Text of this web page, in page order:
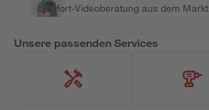
Sofort-Videoberatung aus dem Markt
Unsere passenden Services